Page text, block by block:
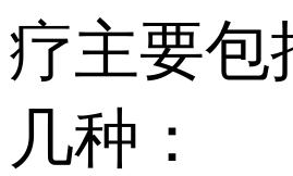
疗主要包
几种：